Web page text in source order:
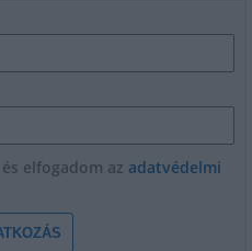
elfogadom az adatvédelmi